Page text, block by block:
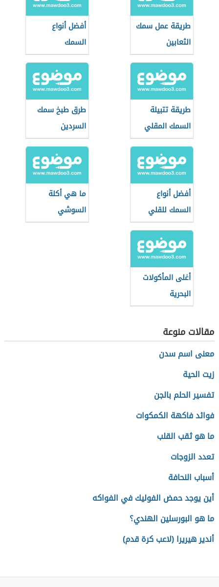
طريقة عمل سمك
الثعابين
أفضل أنواع
السمك
طريقة تتبيلة
السمك المقلي
طرق طبخ سمك
السردين
أفضل أنواع
السمك للقلي
ما هي أكلة
السوشي
أغلى المأكولات
البحرية
مقالات منوعة
معنى اسم سدن
زيت الحية
تفسير الحلم بالجن
فوائد فاكهة الكمكوات
ما هو ثقب القلب
تعدد الزوجات
أسباب النحافة
أين يوجد حمض الفوليك في الفواكه
ما هو البورسلين الهندي؟
أندير هيريرا (لاعب كرة قدم)